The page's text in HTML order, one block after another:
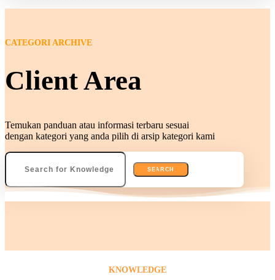
CATEGORI ARCHIVE
Client Area
Temukan panduan atau informasi terbaru sesuai
dengan kategori yang anda pilih di arsip kategori kami
Search
KNOWLEDGE